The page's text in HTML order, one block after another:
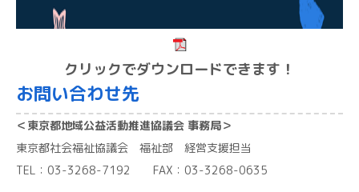
クリックでダウンロードできます！
お問い合わせ先
＜東京都地域公益活動推進協議会 事務局＞
東京都社会福祉協議会 福祉部 経営支援担当
TEL：03-3268-7192 FAX：03-3268-0635